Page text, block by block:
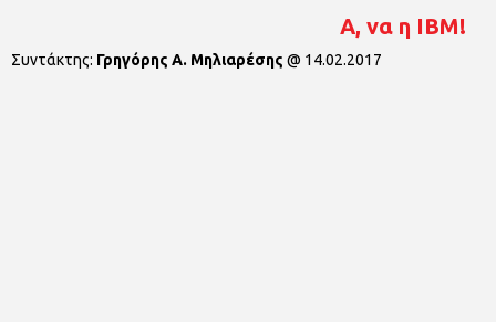
Α, να η IBM!
Συντάκτης: Γρηγόρης Α. Μηλιαρέσης @ 14.02.2017